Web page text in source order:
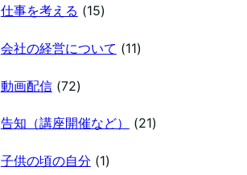
仕事を考える (15)
会社の経営について (11)
動画配信(72)
告知（講座開催など） (21)
子供の頃の自分 (1)